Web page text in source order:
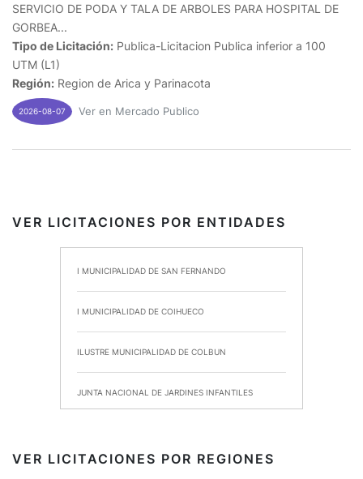
SERVICIO DE PODA Y TALA DE ARBOLES PARA HOSPITAL DE
GORBEA...
Tipo de Licitación: Publica-Licitacion Publica inferior a 100
UTM (L1)
Región: Region de Arica y Parinacota
2026-08-07 Ver en Mercado Publico
VER LICITACIONES POR ENTIDADES
I MUNICIPALIDAD DE SAN FERNANDO
I MUNICIPALIDAD DE COIHUECO
ILUSTRE MUNICIPALIDAD DE COLBUN
JUNTA NACIONAL DE JARDINES INFANTILES
VER LICITACIONES POR REGIONES